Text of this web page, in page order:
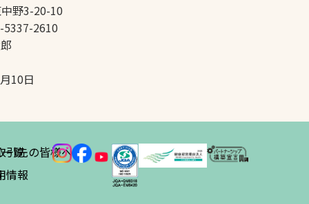
野3-20-10
2610
10日
一覧
引先の皆様へ
情報